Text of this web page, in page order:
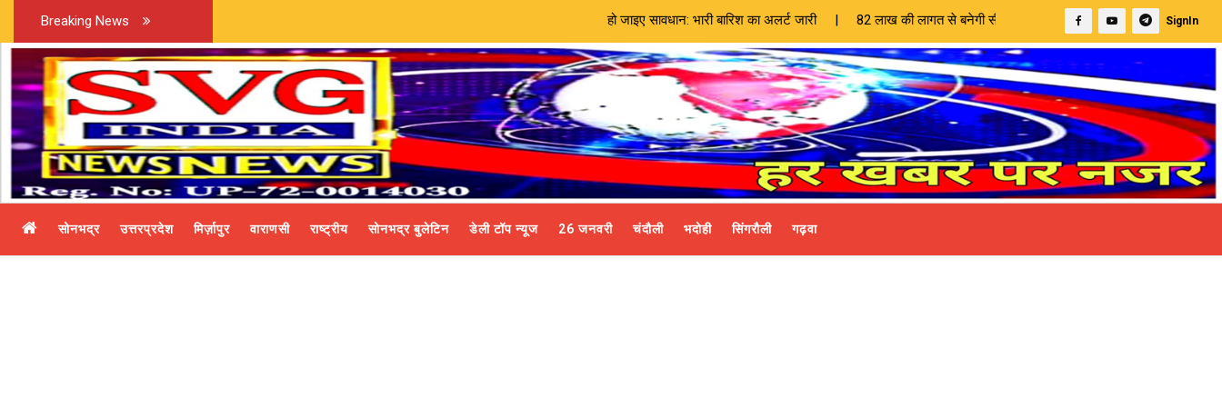
Breaking News हो जाइए सावधान: भारी बारिश का अलर्ट जारी | 82 लाख की लागत से बनेगी सीसी सड़क, चेयरमैन ने किया भूमि पूजन | शांति भंग की आशंका में
SignIn
सोनभद्र उत्तरप्रदेश मिर्ज़ापुर वाराणसी राष्ट्रीय सोनभद्र बुलेटिन डेली टॉप न्यूज 26 जनवरी चंदौली भदोही सिंगरौली गढ़वा